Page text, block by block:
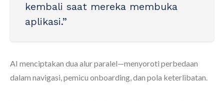
kembali saat mereka membuka
aplikasi.”
AI menciptakan dua alur paralel—menyoroti perbedaan
dalam navigasi, pemicu onboarding, dan pola keterlibatan.